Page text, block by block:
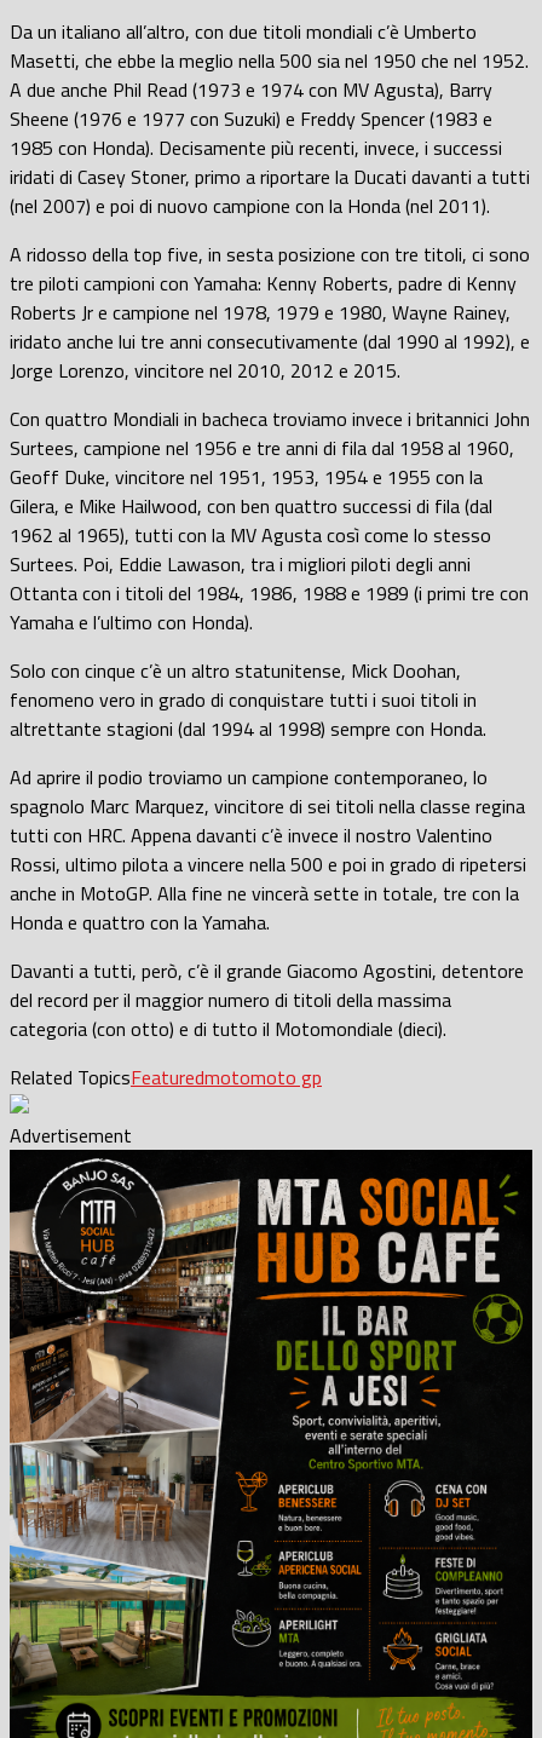
Da un italiano all’altro, con due titoli mondiali c’è Umberto
Masetti, che ebbe la meglio nella 500 sia nel 1950 che nel 1952.
A due anche Phil Read (1973 e 1974 con MV Agusta), Barry
Sheene (1976 e 1977 con Suzuki) e Freddy Spencer (1983 e
1985 con Honda). Decisamente più recenti, invece, i successi
iridati di Casey Stoner, primo a riportare la Ducati davanti a tutti
(nel 2007) e poi di nuovo campione con la Honda (nel 2011).
A ridosso della top five, in sesta posizione con tre titoli, ci sono
tre piloti campioni con Yamaha: Kenny Roberts, padre di Kenny
Roberts Jr e campione nel 1978, 1979 e 1980, Wayne Rainey,
iridato anche lui tre anni consecutivamente (dal 1990 al 1992), e
Jorge Lorenzo, vincitore nel 2010, 2012 e 2015.
Con quattro Mondiali in bacheca troviamo invece i britannici John
Surtees, campione nel 1956 e tre anni di fila dal 1958 al 1960,
Geoff Duke, vincitore nel 1951, 1953, 1954 e 1955 con la
Gilera, e Mike Hailwood, con ben quattro successi di fila (dal
1962 al 1965), tutti con la MV Agusta così come lo stesso
Surtees. Poi, Eddie Lawason, tra i migliori piloti degli anni
Ottanta con i titoli del 1984, 1986, 1988 e 1989 (i primi tre con
Yamaha e l’ultimo con Honda).
Solo con cinque c’è un altro statunitense, Mick Doohan,
fenomeno vero in grado di conquistare tutti i suoi titoli in
altrettante stagioni (dal 1994 al 1998) sempre con Honda.
Ad aprire il podio troviamo un campione contemporaneo, lo
spagnolo Marc Marquez, vincitore di sei titoli nella classe regina
tutti con HRC. Appena davanti c’è invece il nostro Valentino
Rossi, ultimo pilota a vincere nella 500 e poi in grado di ripetersi
anche in MotoGP. Alla fine ne vincerà sette in totale, tre con la
Honda e quattro con la Yamaha.
Davanti a tutti, però, c’è il grande Giacomo Agostini, detentore
del record per il maggior numero di titoli della massima
categoria (con otto) e di tutto il Motomondiale (dieci).
Related TopicsFeaturedmotomoto gp
Advertisement